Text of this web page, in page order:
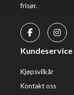
frisør.
Kundeservice
Kjøpsvilkår
Kontakt oss